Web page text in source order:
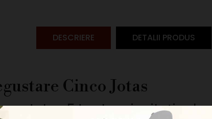
DESCRIERE DETALII PRODUS
Cinco Jotas
Jotas 5J este o invitație